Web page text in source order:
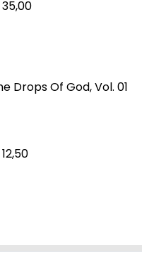
Drops Of God, Vol. 01